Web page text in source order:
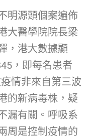
明源頭個案遍佈
大醫學院院長梁
，港大數據顯
，即每名患者
情非來自第三波
的新病毒株，疑
漏有關。呼吸系
周是控制疫情的